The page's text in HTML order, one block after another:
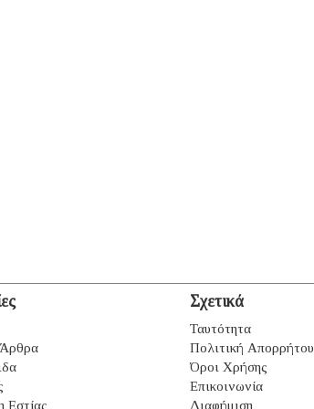
Άρθρα
Εστίας
Σχετικά
Ταυτότητα
Πολιτική Απορρήτου
Όροι Χρήσης
Επικοινωνία
Διαφήμιση